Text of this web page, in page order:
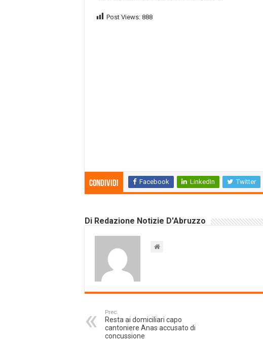
Post Views: 888
Condividi Facebook LinkedIn Twitter
Di Redazione Notizie D'Abruzzo
Prec.
Resta ai domiciliari capo
cantoniere Anas accusato di
concussione